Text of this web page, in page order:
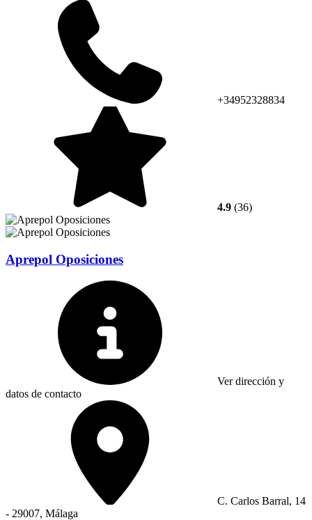
+34952328834
4.9 (36)
Aprepol Oposiciones
Ver dirección y
datos de contacto
C. Carlos Barral, 14
- 29007, Málaga